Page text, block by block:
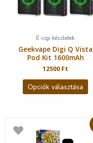
E-cigi készletek
Geekvape Digi Q Vista
Pod Kit 1600mAh
12500 Ft
Opciók választása